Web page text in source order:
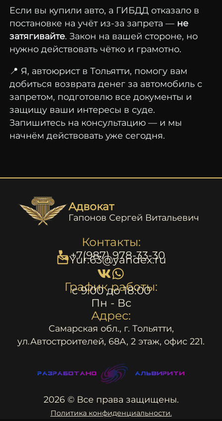
Если вы купили авто, а ГИБДД отказало в
постановке на учёт из-за запрета — не
затягивайте. Закон на вашей стороне, но
нужно действовать чётко и грамотно.
📍 Я, автоюрист в Тольятти, помогу вам
добиться возврата денег за автомобиль с
запретом, подготовлю все документы и
защищу ваши интересы в суде.
Запишитесь на консультацию — и мы
начнём действовать уже сегодня.
Контакты:
+7(987) 978-33-30
Yur.63@yandex.ru
График работы:
c 9:00 до 18:00
Пн - Вс
Адрес:
Самарская обл., г. Тольятти,
ул.Автостроителей, 68А, 2 этаж, офис 221.
Адвокат
Гапонов Сергей Витальевич
2026 © Все права защищены.
Политика конфиденциальности.